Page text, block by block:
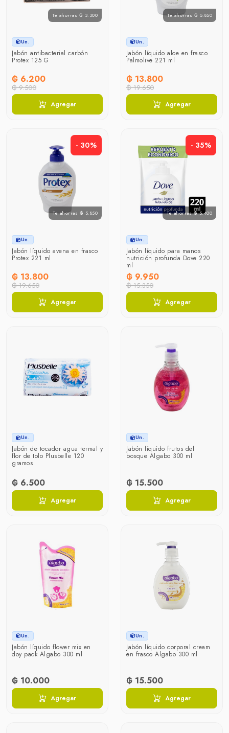
Te ahorras ₲ 3.300
Un.
Jabón antibacterial carbón
Protex 125 G
₲ 6.200
₲ 9.500
Agregar
Te ahorras ₲ 5.850
Un.
Jabón líquido aloe en frasco
Palmolive 221 ml
₲ 13.800
₲ 19.650
Agregar
Te ahorras ₲ 5.850
- 30%
Un.
Jabón líquido avena en frasco
Protex 221 ml
₲ 13.800
₲ 19.650
Agregar
Te ahorras ₲ 5.400
- 35%
Un.
Jabón líquido para manos
nutrición profunda Dove 220
ml
₲ 9.950
₲ 15.350
Agregar
Un.
Jabón de tocador agua termal y
flor de tolo Plusbelle 120
gramos
₲ 6.500
Agregar
Un.
Jabón líquido frutos del
bosque Algabo 300 ml
₲ 15.500
Agregar
Un.
Jabón líquido flower mix en
doy pack Algabo 300 ml
₲ 10.000
Agregar
Un.
Jabón líquido corporal cream
en frasco Algabo 300 ml
₲ 15.500
Agregar